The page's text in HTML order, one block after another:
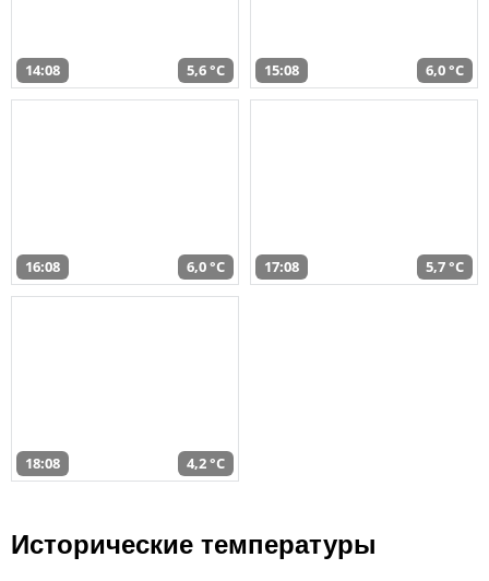
14:08 5,6 °C 15:08 6,0 °C
16:08 6,0 °C 17:08 5,7 °C
18:08 4,2 °C
Исторические температуры